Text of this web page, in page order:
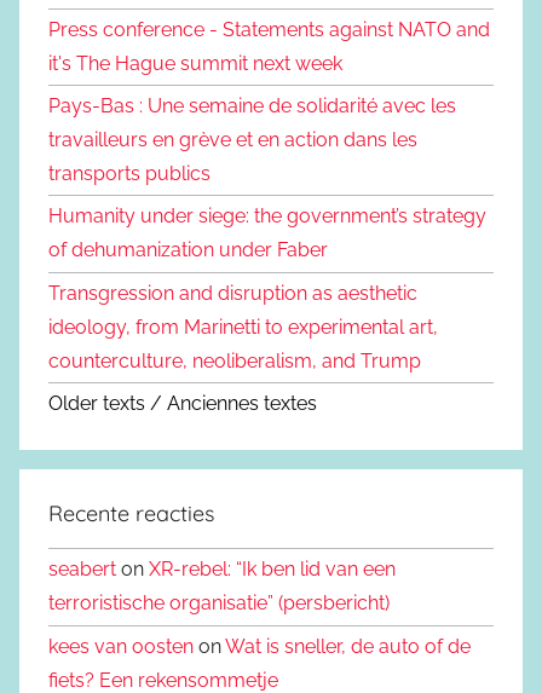
Press conference - Statements against NATO and
it's The Hague summit next week
Pays-Bas : Une semaine de solidarité avec les
travailleurs en grève et en action dans les
transports publics
Humanity under siege: the government’s strategy
of dehumanization under Faber
Transgression and disruption as aesthetic
ideology, from Marinetti to experimental art,
counterculture, neoliberalism, and Trump
Older texts / Anciennes textes
Recente reacties
seabert on XR-rebel: “Ik ben lid van een
terroristische organisatie” (persbericht)
kees van oosten onWat is sneller, de auto of de
fiets? Een rekensommetje